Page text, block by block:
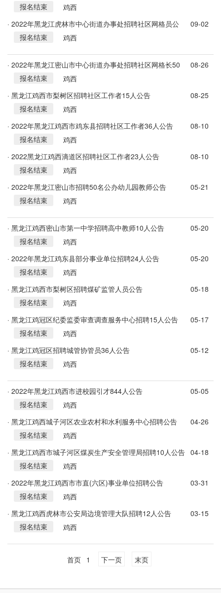
72名公告
报名结束
鸡西
· 2022年黑龙江虎林市中心街道办事处招聘社区网格员公
09-02
报名结束
鸡西
· 2022年黑龙江密山市中心街道办事处招聘社区网格长50
人公告
08-26
报名结束
鸡西
· 黑龙江鸡西市梨树区招聘社区工作者15人公告
08-25
报名结束
鸡西
· 2022年黑龙江鸡西市鸡东县招聘社区工作者36人公告
08-10
报名结束
鸡西
· 2022黑龙江鸡西滴道区招聘社区工作者23人公告
08-10
报名结束
鸡西
· 2022年黑龙江密山市招聘50名公办幼儿园教师公告
05-21
报名结束
鸡西
· 黑龙江鸡西密山市第一中学招聘高中教师10人公告
05-20
报名结束
鸡西
· 2022年黑龙江鸡东县部分事业单位招聘24人公告
05-20
报名结束
鸡西
· 黑龙江鸡西市梨树区招聘煤矿监管人员公告
05-18
报名结束
鸡西
· 黑龙江鸡冠区纪委监委审查调查服务中心招聘15人公告
05-17
报名结束
鸡西
· 黑龙江鸡冠区招聘城管协管员36人公告
05-12
报名结束
鸡西
· 2022年黑龙江鸡西市进校园引才844人公告
05-05
报名结束
鸡西
· 黑龙江鸡西城子河区农业农村和水利服务中心招聘公告
04-26
报名结束
鸡西
· 黑龙江鸡西市城子河区煤炭生产安全管理局招聘10人公告 04-18
报名结束
鸡西
· 2022年黑龙江鸡西市市直(六区)事业单位招聘公告
03-31
报名结束
鸡西
· 黑龙江鸡西虎林市公安局边境管理大队招聘12人公告
03-15
报名结束
鸡西
首页 1 下一页 末页